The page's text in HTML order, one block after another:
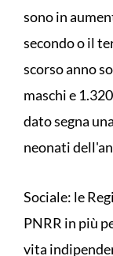
sono in
secondo o il
scorso anno
maschi e
dato segna
neonati
Sociale: le
PNRR in più
vita